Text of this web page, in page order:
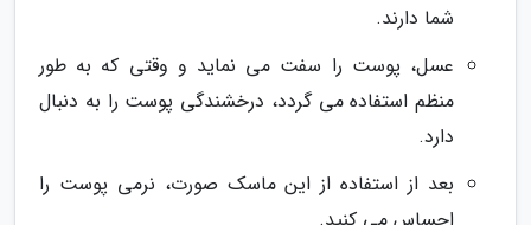
شما دارند.
عسل، پوست را سفت می نماید و وقتی که به طور
منظم استفاده می گردد، درخشندگی پوست را به دنبال
دارد.
بعد از استفاده از این ماسک صورت، نرمی پوست را